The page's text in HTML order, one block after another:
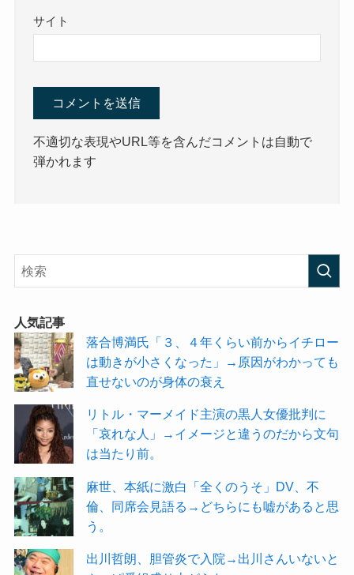
サイト
不適切な表現やURL等を含んだコメントは自動で
弾かれます
人気記事
落合博満氏「３、４年くらい前からイチロー
は動きが小さくなった」→原因がわかっても
直せないのが身体の衰え
リトル・マーメイド主演の黒人女優批判に
「哀れな人」→イメージと違うのだから文句
は当たり前。
麻世、本紙に激白「全くのうそ」DV、不
倫、同席会見語る→どちらにも嘘があると思
う。
出川哲朗、胆管炎で入院→出川さんいないと